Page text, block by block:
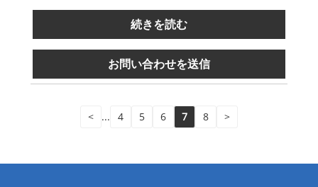
続きを読む
お問い合わせを送信
< ... 4 5 6 7 8 >